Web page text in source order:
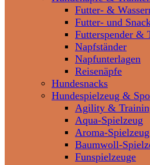
Futter- &
Futter- und
Futterspender &
Napfständer
Napfunterlagen
Reisenäpfe
Hundesnacks
Hundespielzeug &
Agility &
Aqua-Spielzeug
Aroma-Spielzeug
Baumwoll-
Funspielzeuge